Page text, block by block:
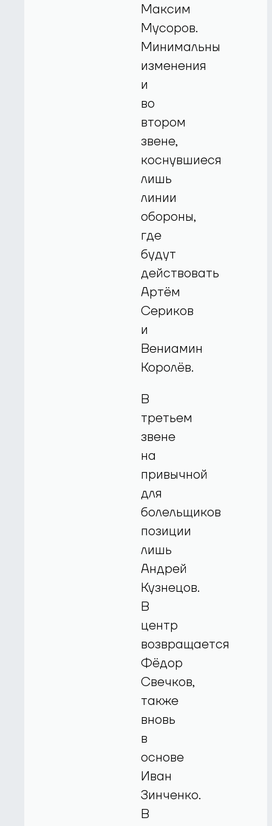
Максим
Мусоров.
Минимальны
изменения
и
во
втором
звене,
коснувшиеся
лишь
линии
обороны,
где
будут
действовать
Артём
Сериков
и
Вениамин
Королёв.
В
третьем
звене
на
привычной
для
болельщиков
позиции
лишь
Андрей
Кузнецов.
В
центр
возвращается
Фёдор
Свечков,
также
вновь
в
основе
Иван
Зинченко.
В